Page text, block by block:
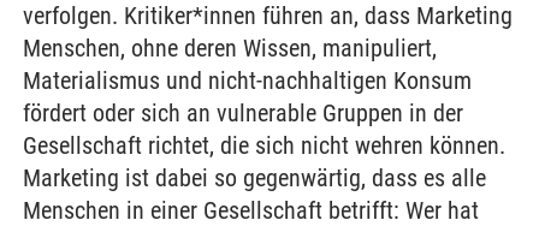
verfolgen. Kritiker*innen führen an, dass Marketing
Menschen, ohne deren Wissen, manipuliert,
Materialismus und nicht-nachhaltigen Konsum
fördert oder sich an vulnerable Gruppen in der
Gesellschaft richtet, die sich nicht wehren können.
Marketing ist dabei so gegenwärtig, dass es alle
Menschen in einer Gesellschaft betrifft: Wer hat